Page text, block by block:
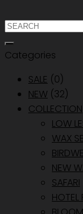
was:
890.00
ค้นหา:
Categories
SALE (0)
NEW (32)
COLLECTION
LOW
WAX
NEW
SAFARI
HOTEL